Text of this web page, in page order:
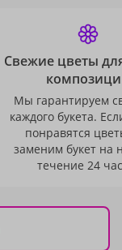
Свежие цветы
Мы гарантируем
каждого букета.
понравятся
заменим букет на
течение 24